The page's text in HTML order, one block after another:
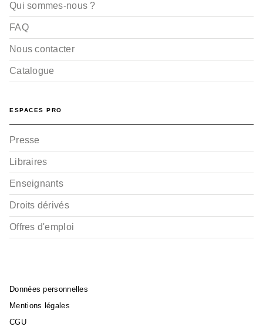
Qui sommes-nous ?
FAQ
Nous contacter
Catalogue
ESPACES PRO
Presse
Libraires
Enseignants
Droits dérivés
Offres d'emploi
Données personnelles
Mentions légales
CGU